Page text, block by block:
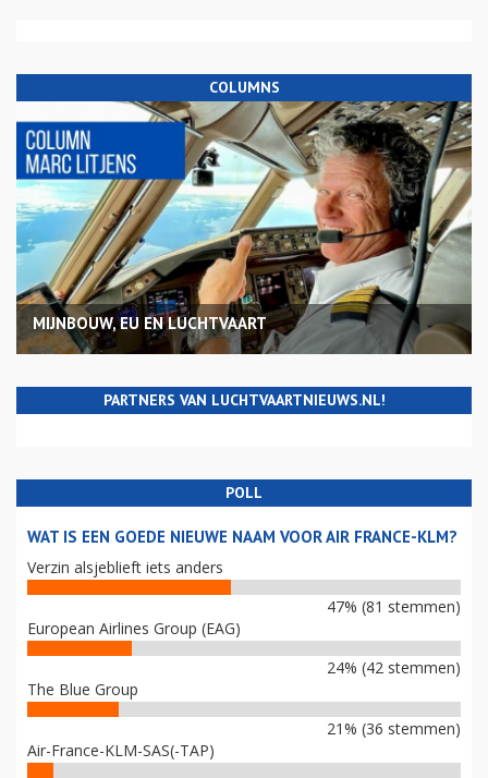
COLUMNS
MIJNBOUW, EU EN LUCHTVAART
PARTNERS VAN LUCHTVAARTNIEUWS.NL!
POLL
WAT IS EEN GOEDE NIEUWE NAAM VOOR AIR FRANCE-KLM?
Verzin alsjeblieft iets anders
47% (81 stemmen)
European Airlines Group (EAG)
24% (42 stemmen)
The Blue Group
21% (36 stemmen)
Air-France-KLM-SAS(-TAP)